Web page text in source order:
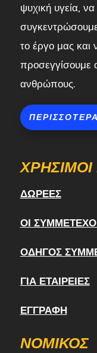
ψυχική υγεία,
το έργο μας
προσεγγίσουμε
ανθρώπους.
ΔΩΡΕΈΣ
ΟΙ
ΟΔΗΓΌΣ
ΓΙΑ ΕΤΑΙΡΕΊΕΣ
ΕΓΓΡΑΦΉ
ΝΟΜΙΚΌΣ